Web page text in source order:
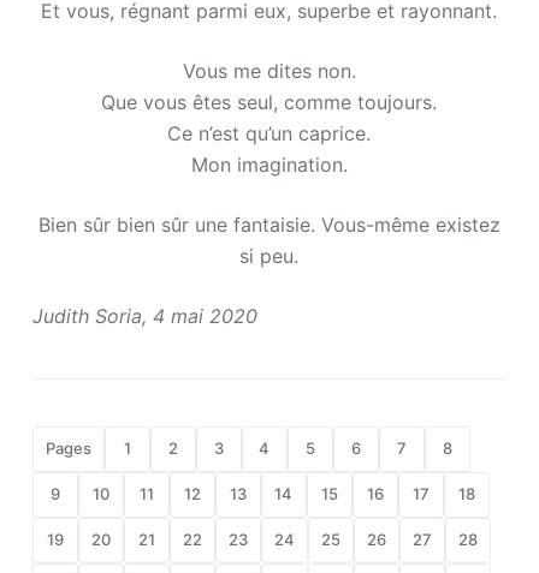
Et vous, régnant parmi eux, superbe et rayonnant.
Vous me dites non.
Que vous êtes seul, comme toujours.
Ce n’est qu’un caprice.
Mon imagination.
Bien sûr bien sûr une fantaisie. Vous-même existez
si peu.
Judith Soria, 4 mai 2020
Pages 1 2 3 4 5 6 7 8
9 10 11 12 13 14 15 16 17 18
19 20 21 22 23 24 25 26 27 28